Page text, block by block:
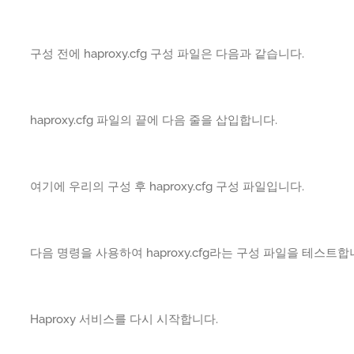
구성 전에 haproxy.cfg 구성 파일은 다음과 같습니다.
haproxy.cfg 파일의 끝에 다음 줄을 삽입합니다.
여기에 우리의 구성 후 haproxy.cfg 구성 파일입니다.
다음 명령을 사용하여 haproxy.cfg라는 구성 파일을 테스트합
Haproxy 서비스를 다시 시작합니다.